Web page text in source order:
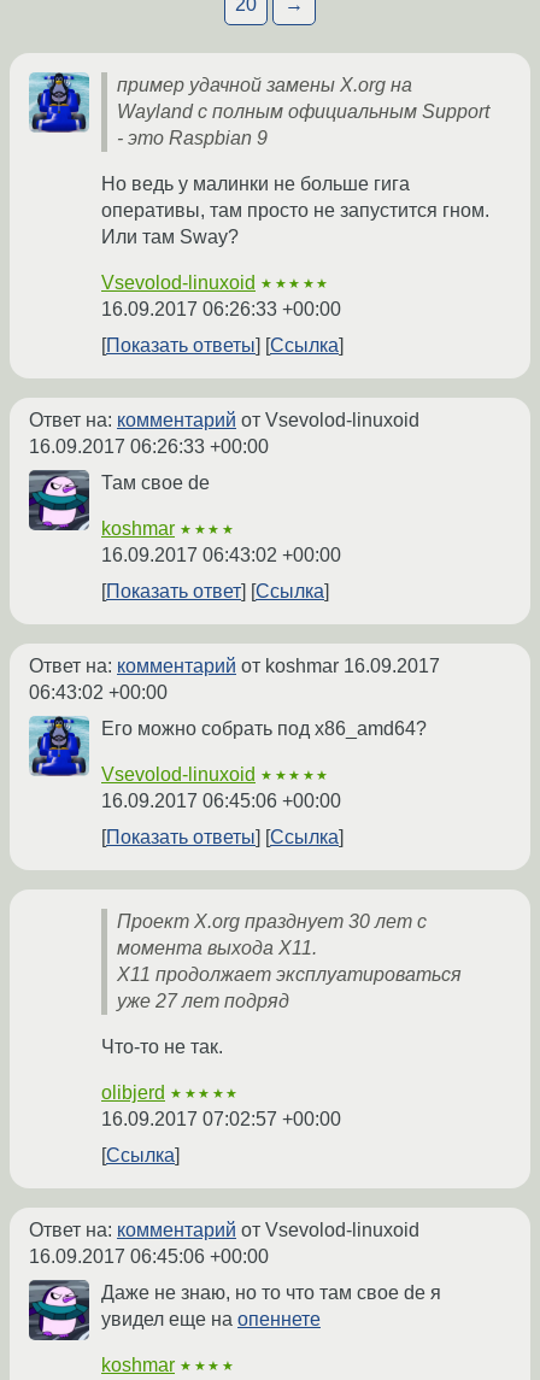
20 →
пример удачной замены X.org на
Wayland с полным официальным Support
- это Raspbian 9
Но ведь у малинки не больше гига
оперативы, там просто не запустится гном.
Или там Sway?
Vsevolod-linuxoid ★★★★★
16.09.2017 06:26:33 +00:00
Показать ответы
Ссылка
Ответ на: комментарий от Vsevolod-linuxoid
16.09.2017 06:26:33 +00:00
Там свое de
koshmar ★★★★
16.09.2017 06:43:02 +00:00
Показать ответ
Ссылка
Ответ на: комментарий от koshmar 16.09.2017
06:43:02 +00:00
Его можно собрать под x86_amd64?
Vsevolod-linuxoid ★★★★★
16.09.2017 06:45:06 +00:00
Показать ответы
Ссылка
Проект X.org празднует 30 лет с
момента выхода X11.
X11 продолжает эксплуатироваться
уже 27 лет подряд
Что-то не так.
olibjerd ★★★★★
16.09.2017 07:02:57 +00:00
Ссылка
Ответ на: комментарий от Vsevolod-linuxoid
16.09.2017 06:45:06 +00:00
Даже не знаю, но то что там свое de я
увидел еще на опеннете
koshmar ★★★★